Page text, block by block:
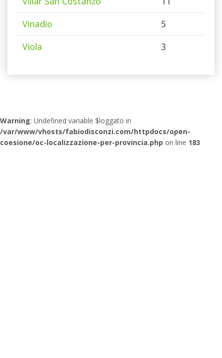
Vinadio
5
Viola
3
Warning: Undefined variable $loggato in
/var/www/vhosts/fabiodisconzi.com/httpdocs/open-
coesione/oc-localizzazione-per-provincia.php on line 183